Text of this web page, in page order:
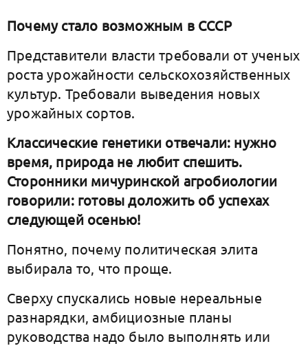
Почему стало возможным в СССР
Представители власти требовали от ученых
роста урожайности сельскохозяйственных
культур. Требовали выведения новых
урожайных сортов.
Классические генетики отвечали: нужно
время, природа не любит спешить.
Сторонники мичуринской агробиологии
говорили: готовы доложить об успехах
следующей осенью!
Понятно, почему политическая элита
выбирала то, что проще.
Сверху спускались новые нереальные
разнарядки, амбициозные планы
руководства надо было выполнять или